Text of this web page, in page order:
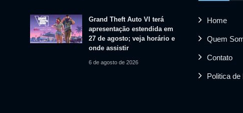
Grand Theft Auto VI terá
apresentação estendida em
27 de agosto; veja horário e
onde assistir
6 de agosto de 2026
Home
Quem
Contato
Politica